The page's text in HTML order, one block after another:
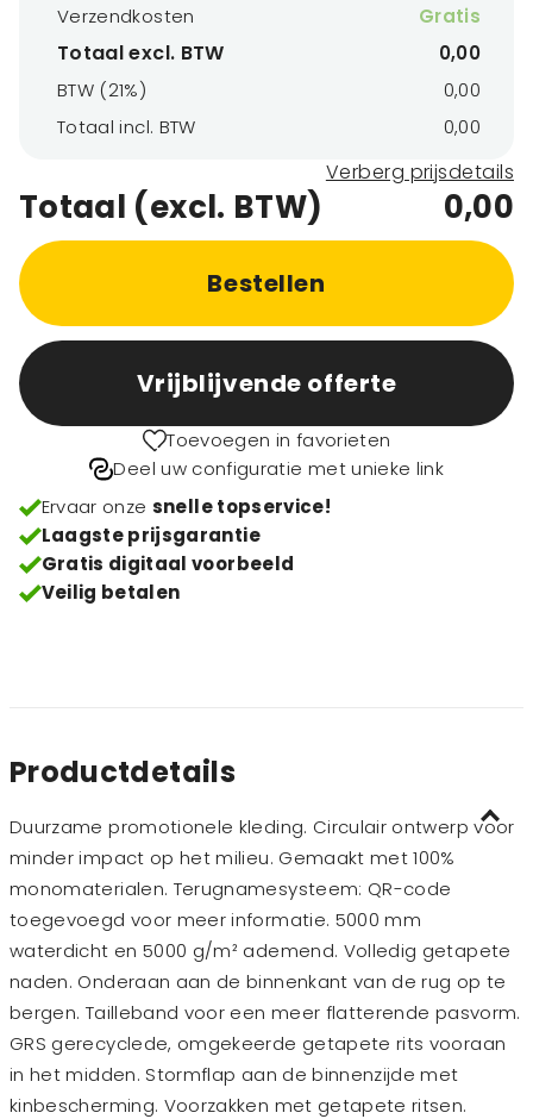
Verzendkosten
Gratis
Totaal excl. BTW
0,00
BTW (21%)
0,00
Totaal incl. BTW
0,00
Verberg prijsdetails
Totaal (excl. BTW) 0,00
Bestellen
Vrijblijvende offerte
Toevoegen in favorieten
Deel uw configuratie met unieke link
Ervaar onze snelle topservice!
Laagste prijsgarantie
Gratis digitaal voorbeeld
Veilig betalen
Productdetails
Duurzame promotionele kleding. Circulair ontwerp voor
minder impact op het milieu. Gemaakt met 100%
monomaterialen. Terugnamesysteem: QR-code
toegevoegd voor meer informatie. 5000 mm
waterdicht en 5000 g/m² ademend. Volledig getapete
naden. Onderaan aan de binnenkant van de rug op te
bergen. Tailleband voor een meer flatterende pasvorm.
GRS gerecyclede, omgekeerde getapete rits vooraan
in het midden. Stormflap aan de binnenzijde met
kinbescherming. Voorzakken met getapete ritsen.